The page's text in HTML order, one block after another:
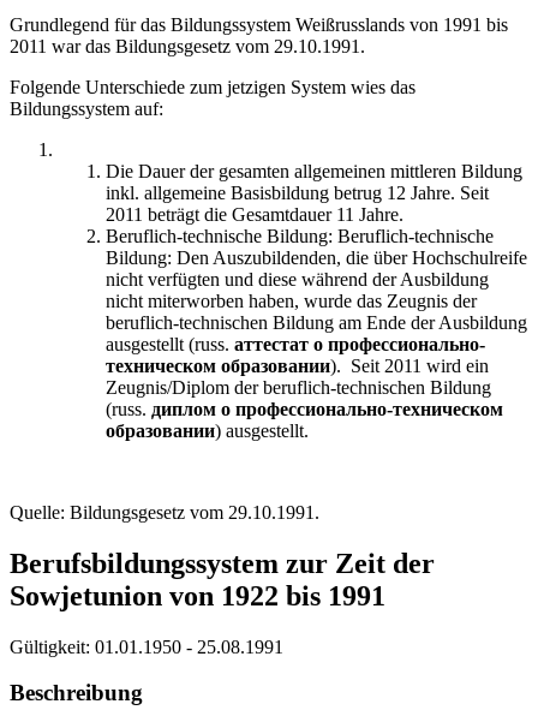
Grundlegend für das Bildungssystem Weißrusslands von 1991 bis
2011 war das Bildungsgesetz vom 29.10.1991.
Folgende Unterschiede zum jetzigen System wies das
Bildungssystem auf:
Die Dauer der gesamten allgemeinen mittleren Bildung
inkl. allgemeine Basisbildung betrug 12 Jahre. Seit
2011 beträgt die Gesamtdauer 11 Jahre.
Beruflich-technische Bildung: Beruflich-technische
Bildung: Den Auszubildenden, die über Hochschulreife
nicht verfügten und diese während der Ausbildung
nicht miterworben haben, wurde das Zeugnis der
beruflich-technischen Bildung am Ende der Ausbildung
ausgestellt (russ. аттестат о профессионально-
техническом образовании). Seit 2011 wird ein
Zeugnis/Diplom der beruflich-technischen Bildung
(russ. диплом о профессионально-техническом
образовании) ausgestellt.
Quelle: Bildungsgesetz vom 29.10.1991.
Berufsbildungssystem zur Zeit der
Sowjetunion von 1922 bis 1991
Gültigkeit: 01.01.1950 - 25.08.1991
Beschreibung